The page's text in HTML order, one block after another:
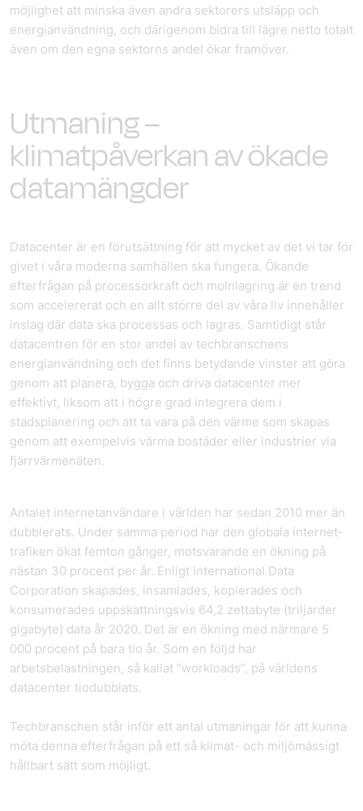
möjlighet att minska även andra sektorers utsläpp och
energianvändning, och därigenom bidra till lägre netto totalt
även om den egna sektorns andel ökar framöver.
Utmaning –
klimatpåverkan av ökade
datamängder
Datacenter är en förutsättning för att mycket av det vi tar för
givet i våra moderna samhällen ska fungera. Ökande
efterfrågan på processorkraft och molnlagring är en trend
som accelererat och en allt större del av våra liv innehåller
inslag där data ska processas och lagras. Samtidigt står
datacentren för en stor andel av tech­branschens
energianvändning och det finns betydande vinster att göra
genom att planera, bygga och driva datacenter mer
effektivt, liksom att i högre grad integrera dem i
stadsplanering och att ta vara på den värme som skapas
genom att exempelvis värma bostäder eller industrier via
fjärrvärmenäten.
Antalet internetanvändare i världen har sedan 2010 mer än
dubblerats. Under samma period har den globala internet­
trafiken ökat femton gånger, motsvarande en ökning på
nästan 30 procent per år. Enligt International Data
Corporation skapades, insamlades, kopierades och
konsumerades uppskattningsvis 64,2 zettabyte (triljarder
gigabyte) data år 2020. Det är en ökning med närmare 5
000 procent på bara tio år. Som en följd har
arbetsbelastningen, så kallat ”workloads”, på världens
datacenter tiodubblats.
Tech­branschen står inför ett antal utmaningar för att kunna
möta denna efterfrågan på ett så klimat- och miljömässigt
hållbart sätt som möjligt.